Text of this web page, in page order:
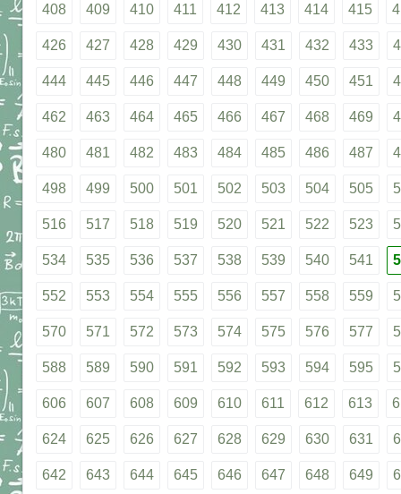
408 409 410 411 412 413 414 415
426 427 428 429 430 431 432 433
444 445 446 447 448 449 450 451
462 463 464 465 466 467 468 469
480 481 482 483 484 485 486 487
498 499 500 501 502 503 504 505
516 517 518 519 520 521 522 523
534 535 536 537 538 539 540 541
552 553 554 555 556 557 558 559
570 571 572 573 574 575 576 577
588 589 590 591 592 593 594 595
606 607 608 609 610 611 612 613
624 625 626 627 628 629 630 631
642 643 644 645 646 647 648 649